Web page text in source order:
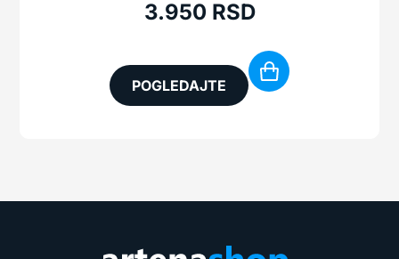
3.950 RSD
POGLEDAJTE